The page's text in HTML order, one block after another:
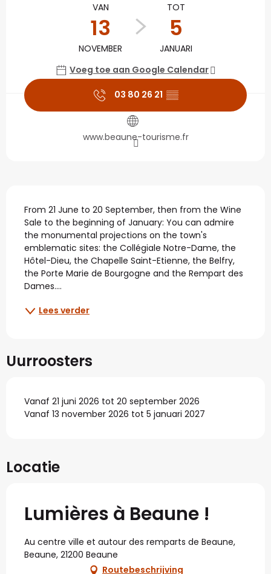
VAN
13
NOVEMBER
TOT
5
JANUARI
Voeg toe aan Google Calendar
03 80 26 21 ▒▒
www.beaune-tourisme.fr
Beschrijving
From 21 June to 20 September, then from the Wine
Sale to the beginning of January: You can admire
the monumental projections on the town's
emblematic sites: the Collégiale Notre-Dame, the
Hôtel-Dieu, the Chapelle Saint-Etienne, the Belfry,
the Porte Marie de Bourgogne and the Rempart des
Dames....
Lees verder
Uurroosters
Vanaf 21 juni 2026 tot 20 september 2026
Vanaf 13 november 2026 tot 5 januari 2027
Locatie
Lumières à Beaune !
Au centre ville et autour des remparts de Beaune,
Beaune, 21200 Beaune
Routebeschrijving